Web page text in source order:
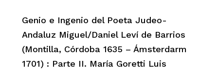
Genio e Ingenio del Poeta Judeo-
Andaluz Miguel/Daniel Leví de Barrios
(Montilla, Córdoba 1635 – Ámsterdarm
1701) : Parte II. María Goretti Luis